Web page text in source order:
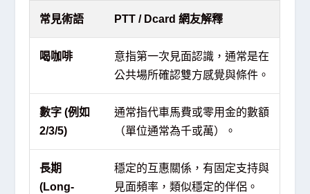
常見術語 PTT / Dcard 網友解釋
喝咖啡
意指第一次見面認識，通常是在
公共場所確認雙方感覺與條件。
數字 (例如
2/3/5)
通常指代車馬費或零用金的數額
（單位通常為千或萬）。
長期
(Long-
穩定的互惠關係，有固定支持與
見面頻率，類似穩定的伴侶。